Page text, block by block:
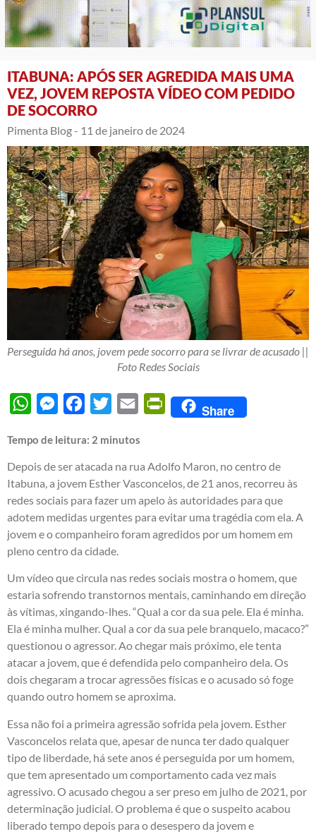
ITABUNA: APÓS SER AGREDIDA MAIS UMA
VEZ, JOVEM REPOSTA VÍDEO COM PEDIDO
DE SOCORRO
Pimenta Blog - 11 de janeiro de 2024
Perseguida há anos, jovem pede socorro para se livrar de acusado ||
Foto Redes Sociais
WhatsAppMessengerFacebook
Twitter Email PrintFriendly
Share
Tempo de leitura: 2 minutos
Depois de ser atacada na rua Adolfo Maron, no centro de
Itabuna, a jovem Esther Vasconcelos, de 21 anos, recorreu às
redes sociais para fazer um apelo às autoridades para que
adotem medidas urgentes para evitar uma tragédia com ela. A
jovem e o companheiro foram agredidos por um homem em
pleno centro da cidade.
Um vídeo que circula nas redes sociais mostra o homem, que
estaria sofrendo transtornos mentais, caminhando em direção
às vítimas, xingando-lhes. “Qual a cor da sua pele. Ela é minha.
Ela é minha mulher. Qual a cor da sua pele branquelo, macaco?”
questionou o agressor. Ao chegar mais próximo, ele tenta
atacar a jovem, que é defendida pelo companheiro dela. Os
dois chegaram a trocar agressões físicas e o acusado só foge
quando outro homem se aproxima.
Essa não foi a primeira agressão sofrida pela jovem. Esther
Vasconcelos relata que, apesar de nunca ter dado qualquer
tipo de liberdade, há sete anos é perseguida por um homem,
que tem apresentado um comportamento cada vez mais
agressivo. O acusado chegou a ser preso em julho de 2021, por
determinação judicial. O problema é que o suspeito acabou
liberado tempo depois para o desespero da jovem e